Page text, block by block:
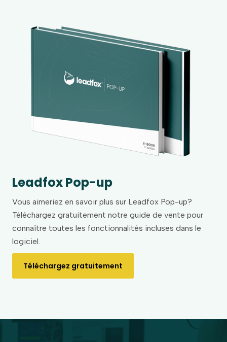
Leadfox Pop-up
Vous aimeriez en savoir plus sur Leadfox Pop-up?
Téléchargez gratuitement notre guide de vente pour
connaître toutes les fonctionnalités incluses dans le
logiciel.
Téléchargez gratuitement